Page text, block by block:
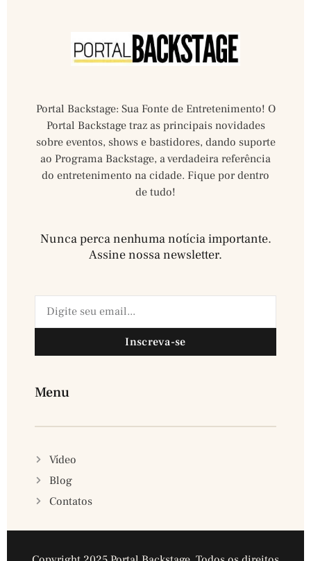
Portal Backstage: Sua Fonte de Entretenimento! O
Portal Backstage traz as principais novidades
sobre eventos, shows e bastidores, dando suporte
ao Programa Backstage, a verdadeira referência
do entretenimento na cidade. Fique por dentro
de tudo!
Nunca perca nenhuma notícia importante.
Assine nossa newsletter.​
Inscreva-se
Menu
Vídeo
Blog
Contatos